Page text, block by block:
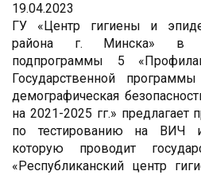
19.04.2023
ГУ «Центр гигиены и
района г. Минска» в
подпрограммы 5
Государственной
демографическая
на 2021-2025 гг.» предлагает
по тестированию на ВИЧ
которую проводит
«Республиканский центр